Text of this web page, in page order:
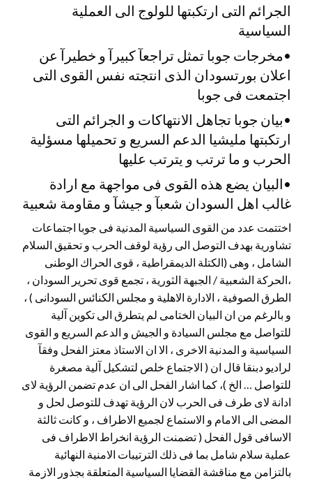
الجرائم التى ارتكبتها للولوج الى العملية
السياسية
•مخرجات جوبا تمثل تراجعآ كبيرآ و خطيرآ عن
اعلان بورتسودان الذى انتجته نفس القوى التى
اجتمعت فى جوبا
•بيان جوبا تجاهل الانتهاكات و الجرائم التى
ارتكبتها مليشيا الدعم السريع و تحميلها مسؤلية
الحرب و ما ترتب و يترتب عليها
•البيان يضع هذه القوى فى مواجهة مع ارادة
غالب اهل السودان شعبآ و جيشآ و مقاومة شعبية
اختتمت عدد من القوى السياسية المدنية فى جوبا اجتماعات
تشاورية بهدف التوصل الى رؤية لوقف الحرب و تحقيق السلام
الشامل ، وهى (الكتلة الديمقراطية ، قوى الحراك الوطنى
،الحركة الشعبية / الجبهة الثورية ، تجمع قوى تحرير السودان ،
الطرق الصوفية ، الادارة الاهلية و مجلس الكنائس السودانى ) ،
و بالرغم من ان البيان الختامى لم يتطرق الى تكوين آلية
للتواصل مع مجلس السيادة و الجيش و الدعم السريع و القوى
السياسية و المدنية الاخرى ، الا ان الاستاذ معتز الفحل وفقآ
لراديو دبنقا قال ان ( الاجتماع خلص لتشكيل آلية مصغرة
للتواصل … الخ )، كما اشار الفحل الى ان عدم تضمن الرؤية لاى
ادانة لاى طرف فى الحرب لان الرؤية تهدف للتوصل لحل و
المضى الى الامام و الاستماع لجميع الاطراف ، و كانت ثالثة
الاسافى قول الفحل ( تضمنت الرؤية انخراط الاطراف فى
عملية سلام شامل بما فى ذلك الترتيبات الامنية النهائية
بالتزامن مع مناقشة القضايا السياسية المتعلقة بجذور الازمة